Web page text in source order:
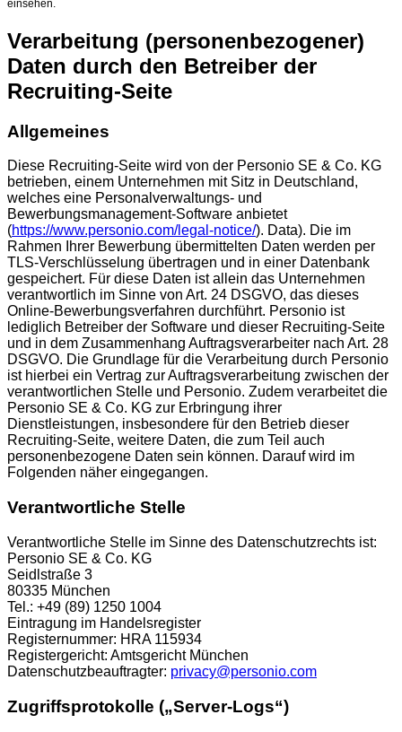
einsehen.
Verarbeitung (personenbezogener)
Daten durch den Betreiber der
Recruiting-Seite
Allgemeines
Diese Recruiting-Seite wird von der Personio SE & Co. KG
betrieben, einem Unternehmen mit Sitz in Deutschland,
welches eine Personalverwaltungs- und
Bewerbungsmanagement-Software anbietet
(https://www.personio.com/legal-notice/). Data). Die im
Rahmen Ihrer Bewerbung übermittelten Daten werden per
TLS-Verschlüsselung übertragen und in einer Datenbank
gespeichert. Für diese Daten ist allein das Unternehmen
verantwortlich im Sinne von Art. 24 DSGVO, das dieses
Online-Bewerbungsverfahren durchführt. Personio ist
lediglich Betreiber der Software und dieser Recruiting-Seite
und in dem Zusammenhang Auftragsverarbeiter nach Art. 28
DSGVO. Die Grundlage für die Verarbeitung durch Personio
ist hierbei ein Vertrag zur Auftragsverarbeitung zwischen der
verantwortlichen Stelle und Personio. Zudem verarbeitet die
Personio SE & Co. KG zur Erbringung ihrer
Dienstleistungen, insbesondere für den Betrieb dieser
Recruiting-Seite, weitere Daten, die zum Teil auch
personenbezogene Daten sein können. Darauf wird im
Folgenden näher eingegangen.
Verantwortliche Stelle
Verantwortliche Stelle im Sinne des Datenschutzrechts ist:
Personio SE & Co. KG
Seidlstraße 3
80335 München
Tel.: +49 (89) 1250 1004
Eintragung im Handelsregister
Registernummer: HRA 115934
Registergericht: Amtsgericht München
Datenschutzbeauftragter: privacy@personio.com
Zugriffsprotokolle („Server-Logs“)